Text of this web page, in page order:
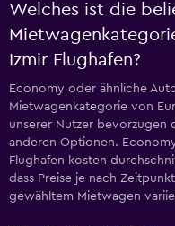
Welches ist die
Izmir Flughafen?
Economy oder ähnliche
Mietwagenkategorie von
unserer Nutzer bevorzugen
anderen Optionen.
Flughafen kosten
dass Preise je nach
gewähltem Mietwagen